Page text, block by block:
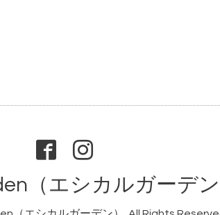
（エシカルガーデン